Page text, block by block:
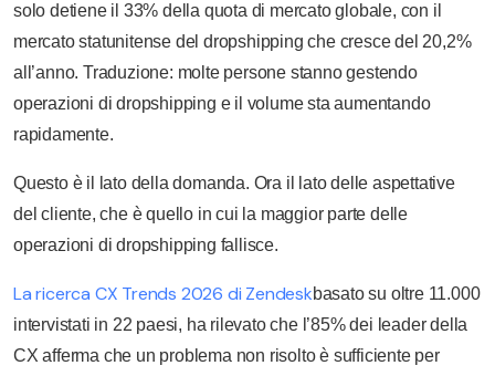
solo detiene il 33% della quota di mercato globale, con il
mercato statunitense del dropshipping che cresce del 20,2%
all’anno. Traduzione: molte persone stanno gestendo
operazioni di dropshipping e il volume sta aumentando
rapidamente.
Questo è il lato della domanda. Ora il lato delle aspettative
del cliente, che è quello in cui la maggior parte delle
operazioni di dropshipping fallisce.
La ricerca CX Trends 2026 di Zendeskbasato su oltre 11.000
intervistati in 22 paesi, ha rilevato che l’85% dei leader della
CX afferma che un problema non risolto è sufficiente per